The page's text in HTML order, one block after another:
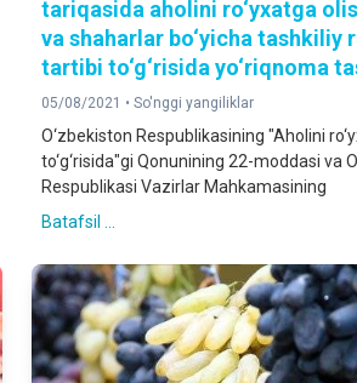
tariqasida aholini ro‘yxatga
va shaharlar bo‘yicha tashkiliy
tartibi to‘g‘risida yo‘riqnoma
05/08/2021 •So'nggi yangiliklar
O‘zbekiston Respublikasining "Aholini
to‘g‘risida"gi Qonunining 22-moddasi va
Respublikasi Vazirlar Mahkamasining
Batafsil ...